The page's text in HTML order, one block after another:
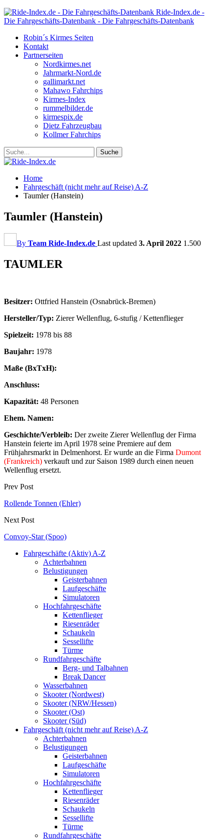
Ride-Index.de -
Die Fahrgeschäfts-Datenbank - Die Fahrgeschäfts-Datenbank
Robin´s Kirmes Seiten
Kontakt
Partnerseiten
Nordkirmes.net
Jahrmarkt-Nord.de
gallimarkt.net
Mahawo Fahrchips
Kirmes-Index
rummelbilder.de
kirmespix.de
Dietz Fahrzeugbau
Kollmer Fahrchips
Home
Fahrgeschäft (nicht mehr auf Reise) A-Z
Taumler (Hanstein)
Taumler (Hanstein)
By Team Ride-Index.de Last updated 3. April 2022 1.500
TAUMLER
Besitzer: Ottfried Hanstein (Osnabrück-Bremen)
Hersteller/Typ: Zierer Wellenflug, 6-stufig / Kettenflieger
Spielzeit: 1978 bis 88
Baujahr: 1978
Maße (BxTxH):
Anschluss:
Kapazität: 48 Personen
Ehem. Namen:
Geschichte/Verbleib: Der zweite Zierer Wellenflug der Firma
Hanstein feierte im April 1978 seine Premiere auf dem
Frühjahrsmarkt in Delmenhorst. Er wurde an die Firma Dumont
(Frankreich) verkauft und zur Saison 1989 durch einen neuen
Wellenflug ersetzt.
Prev Post
Rollende Tonnen (Ehler)
Next Post
Convoy-Star (Spoo)
Fahrgeschäfte (Aktiv) A-Z
Achterbahnen
Belustigungen
Geisterbahnen
Laufgeschäfte
Simulatoren
Hochfahrgeschäfte
Kettenflieger
Riesenräder
Schaukeln
Sessellifte
Türme
Rundfahrgeschäfte
Berg- und Talbahnen
Break Dancer
Wasserbahnen
Skooter (Nordwest)
Skooter (NRW/Hessen)
Skooter (Ost)
Skooter (Süd)
Fahrgeschäft (nicht mehr auf Reise) A-Z
Achterbahnen
Belustigungen
Geisterbahnen
Laufgeschäfte
Simulatoren
Hochfahrgeschäfte
Kettenflieger
Riesenräder
Schaukeln
Sessellifte
Türme
Rundfahrgeschäfte